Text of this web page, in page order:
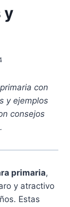
y
con
y ejemplos
consejos
primaria,
y atractivo
Estas